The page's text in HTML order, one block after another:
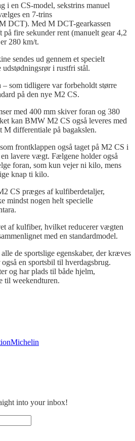
i en CS-model, sekstrins manuel
en 7-trins
DCT). Med M DCT-gearkassen
fire sekunder rent (manuelt gear 4,2
280 km/t.
sendes ud gennem et specielt
udstødningsrør i rustfri stål.
som tidligere var forbeholdt større
på den nye M2 CS.
med 400 mm skiver foran og 380
kan BMW M2 CS også leveres med
M differentiale på bagakslen.
frontklappen også taget på M2 CS i
lavere vægt. Fælgene holder også
foran, som kun vejer ni kilo, mens
knap ti kilo.
CS præges af kulfiberdetaljer,
mindst nogen helt specielle
.
af kulfiber, hvilket reducerer vægten
med en standardmodel.
de sportslige egenskaber, der kræves
en sportsbil til hverdagsbrug.
og har plads til både hjelm,
til weekendturen.
Michelin
into your inbox!